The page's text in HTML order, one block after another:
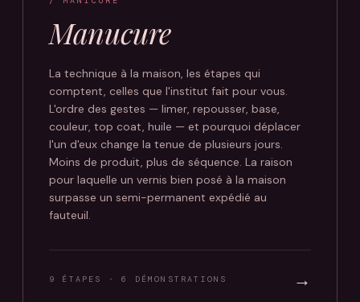
Manucure
La technique à la maison, les étapes qui
comptent, celles que l'institut fait pour vous.
L'ordre des gestes — limer, repousser, base,
couleur, top coat, huile — et pourquoi déplacer
l'un d'eux change la tenue de plusieurs jours.
Moins de produit, plus de séquence. La raison
pour laquelle un vernis bien posé à la maison
surpasse un semi-permanent expédié au
fauteuil.
9 ÉTAPES · 6 DÉMONSTRATIONS →